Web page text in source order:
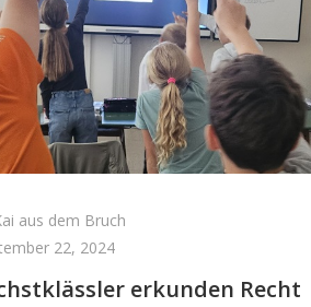
aus dem Bruch
22, 2024
erkunden Recht